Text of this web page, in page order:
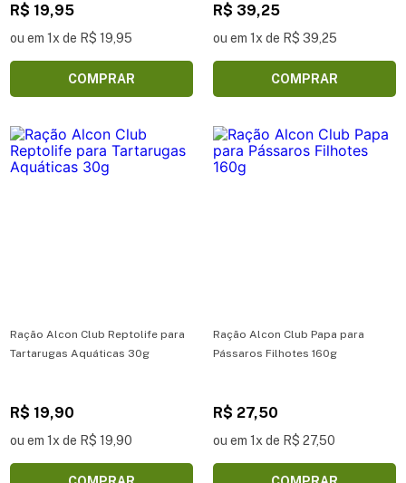
R$ 19,95
ou em 1x de R$ 19,95
COMPRAR
R$ 39,25
ou em 1x de R$ 39,25
COMPRAR
Ração Alcon Club Reptolife para
Tartarugas Aquáticas 30g
R$ 19,90
ou em 1x de R$ 19,90
Ração Alcon Club Papa para
Pássaros Filhotes 160g
R$ 27,50
ou em 1x de R$ 27,50